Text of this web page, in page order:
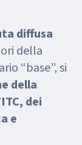
diffusa
della
“base”, si
della
dei
e